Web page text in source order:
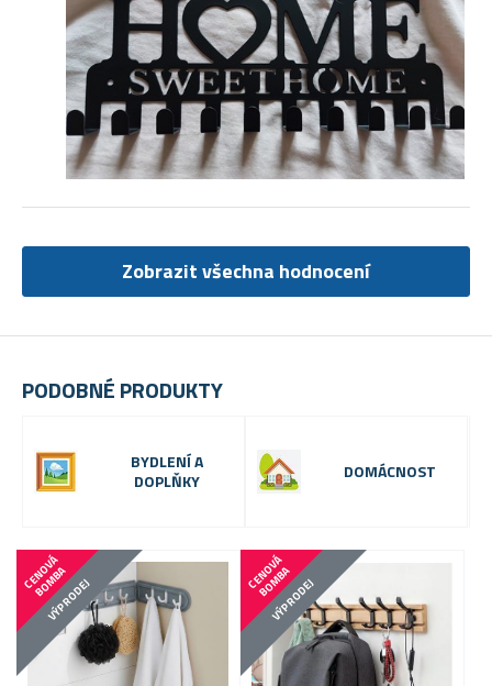
PODOBNÉ PRODUKTY
BYDLENÍ A
DOPLŇKY
DOMÁCNOST
C
E
N
O
V
Á
B
O
M
B
A
VÝPRODEJ
C
E
N
O
V
Á
B
O
M
B
A
VÝPRODEJ
Zobrazit všechna hodnocení